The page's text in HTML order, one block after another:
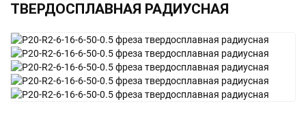
ТВЕРДОСПЛАВНАЯ РАДИУСНАЯ